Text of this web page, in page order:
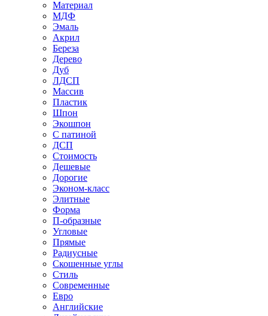
Материал
МДФ
Эмаль
Акрил
Береза
Дерево
Дуб
ЛДСП
Массив
Пластик
Шпон
Экошпон
С патиной
ДСП
Стоимость
Дешевые
Дорогие
Эконом-класс
Элитные
Форма
П-образные
Угловые
Прямые
Радиусные
Скошенные углы
Стиль
Современные
Евро
Английские